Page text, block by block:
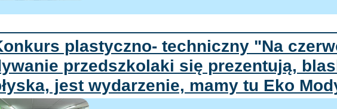
plastyczno- techniczny "Na
przedszkolaki się prezentują,
jest wydarzenie, mamy tu Eko